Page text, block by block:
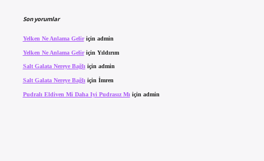
Son yorumlar
Yelken Ne Anlama Geliriçin admin
Yelken Ne Anlama Geliriçin Yıldırım
Salt Galata Nereye Bağlıiçin admin
Salt Galata Nereye Bağlı için İmren
Pudralı Eldiven Mi Daha Iyi Pudrasız Mı için admin